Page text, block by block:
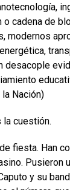
o cadena de
modernos
desacople
Nación)
la cuestión.
fiesta. Han
Pusieron
y su